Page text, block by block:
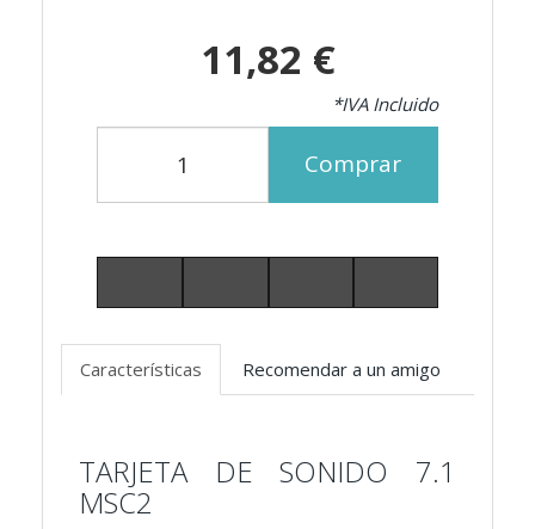
11,82 €
*IVA Incluido
Comprar
Características Recomendar a un amigo
TARJETA DE SONIDO 7.1
MSC2